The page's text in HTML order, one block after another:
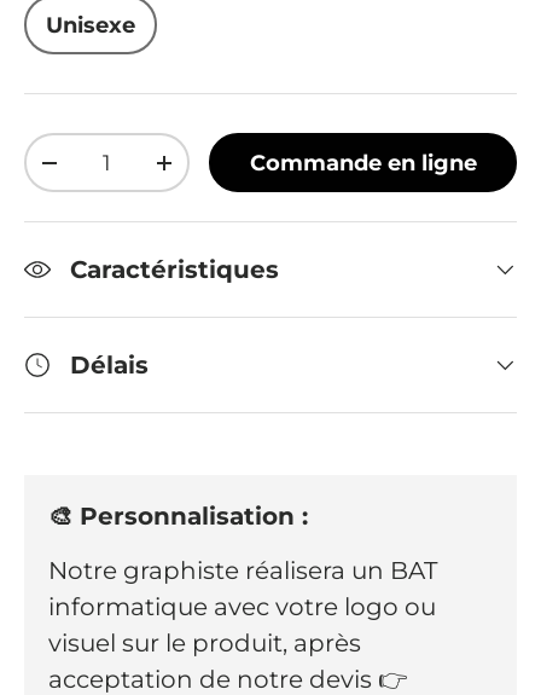
Unisexe
Qté
Diminuer la quantité
Augmenter la quantité
Commande en ligne
Caractéristiques
Délais
🎨 Personnalisation :
Notre graphiste réalisera un BAT
informatique avec votre logo ou
visuel sur le produit, après
acceptation de notre devis 👉